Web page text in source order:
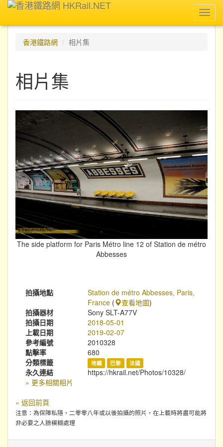
香港鐵路網
相片集
相片集
The side platform for Paris Métro line 12 of Station de métro
Abbesses
拍攝地點
Station de métro Abbesses, Paris,
France ( 查看地圖)
拍攝器材
Sony SLT-A77V
拍攝日期
2018-05-01
上載日期
2019-02-07
參考編號
2010328
點擊率
680
分類標籤
地鐵 巴黎 法國
永久連結
https://hkrail.net/Photos/10328/
» 更多相關相片
« 返回前頁
注意：為保障私隱，二零零八年或以後拍攝的照片，在上載時將盡可能將
非必要之人臉模糊處理